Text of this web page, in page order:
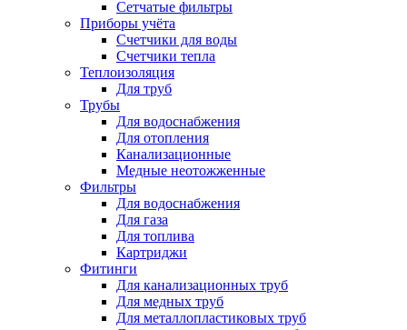
Сетчатые фильтры
Приборы учёта
Счетчики для воды
Счетчики тепла
Теплоизоляция
Для труб
Трубы
Для водоснабжения
Для отопления
Канализационные
Медные неотожженные
Фильтры
Для водоснабжения
Для газа
Для топлива
Картриджи
Фитинги
Для канализационных труб
Для медных труб
Для металлопластиковых труб